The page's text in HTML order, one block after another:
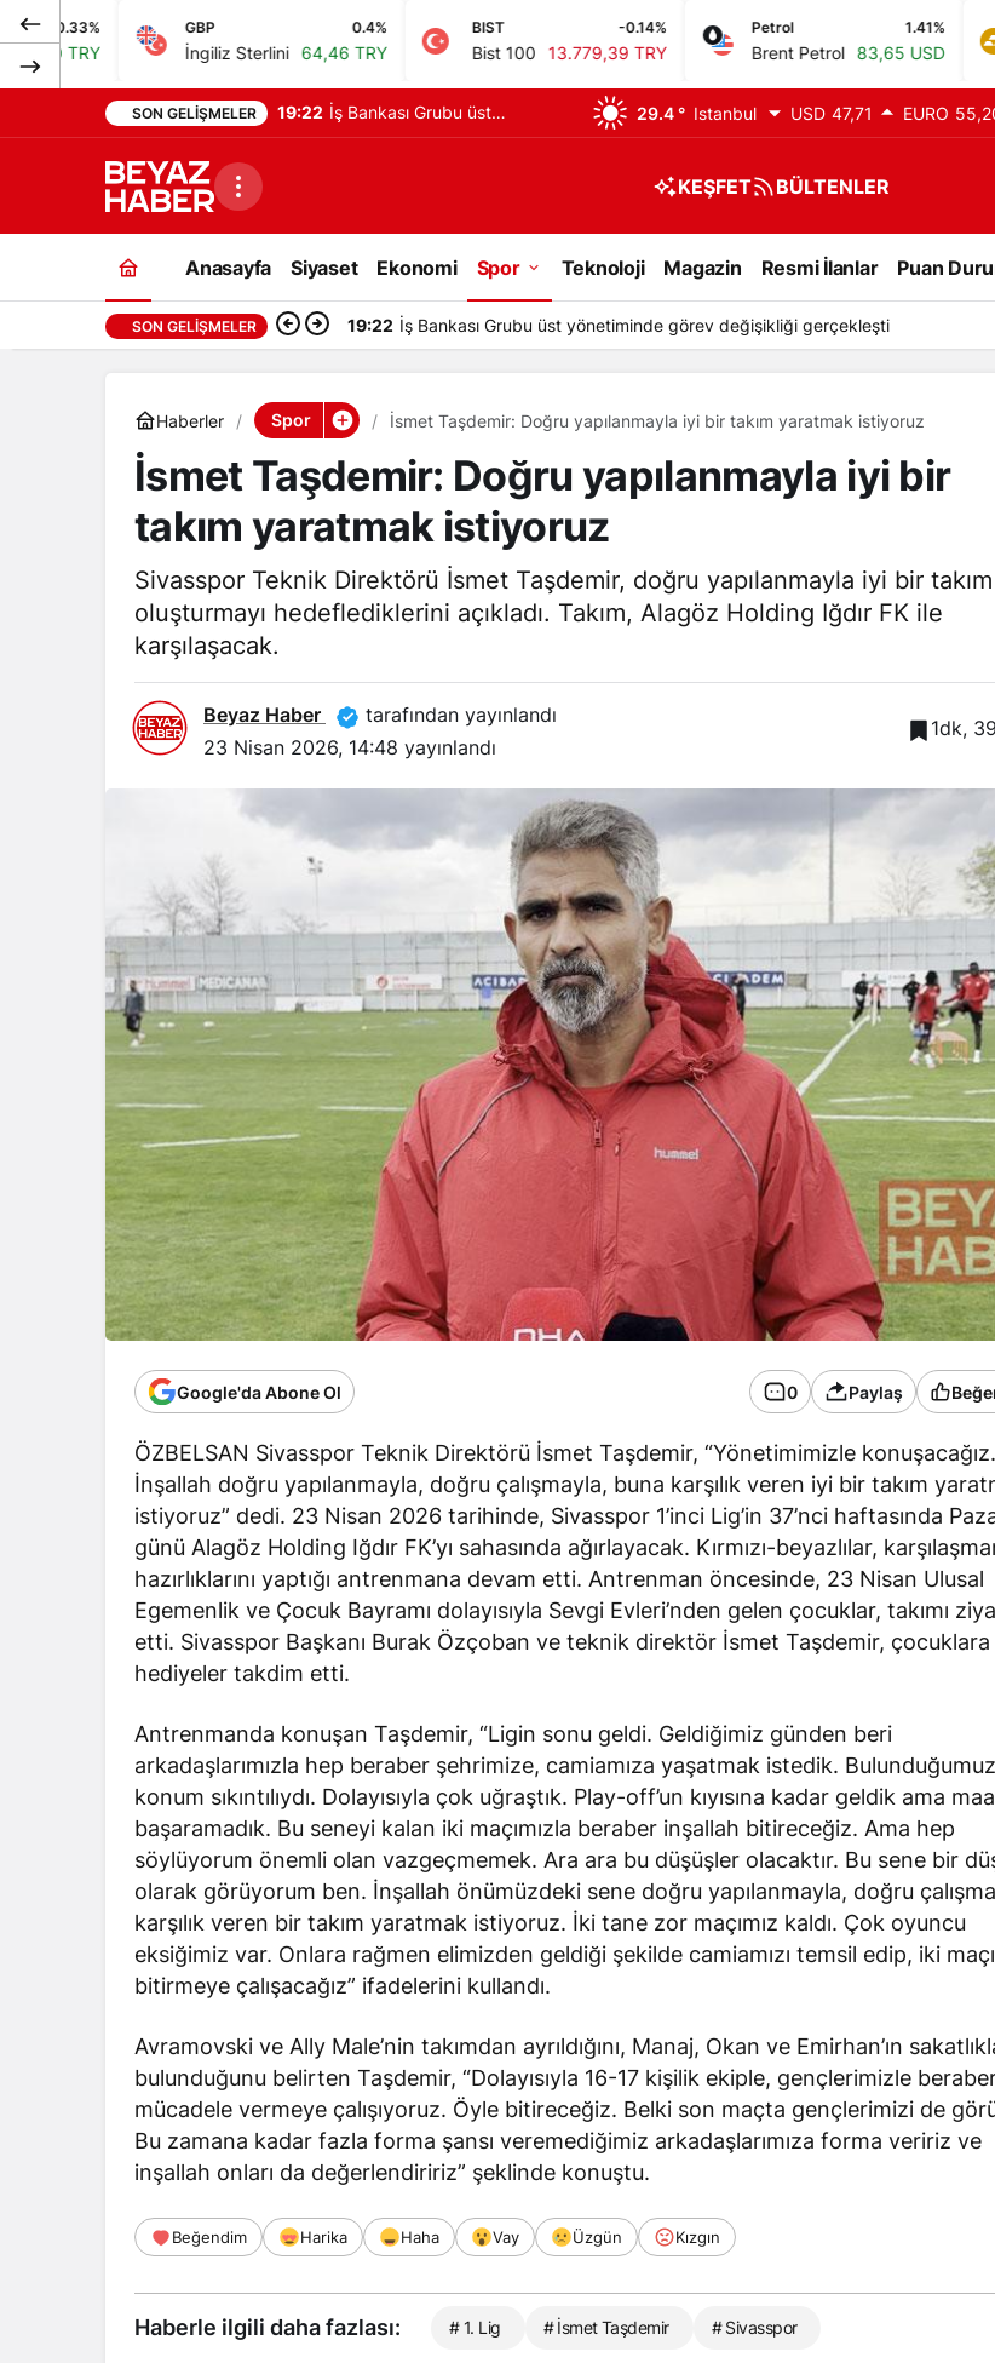
GBP 0.4%
İngiliz Sterlini 64,46 TRY
BIST -0.14%
Bist 100 13.779,39 TRY
Petrol 1.41%
Brent Petrol 83,65 USD
GR. ALTIN
Gram Altın
SON GELIŞMELER 19:22 İş Bankası Grubu üst 29.4 ° Istanbul USD 47,71 EURO
KEŞFET BÜLTENLER
Anasayfa Siyaset Ekonomi Spor Teknoloji Magazin Resmi İlanlar Puan
SON GELIŞMELER 19:22 İş Bankası Grubu üst yönetiminde görev değişikliği gerçekleşti
Haberler Spor İsmet Taşdemir: Doğru yapılanmayla iyi bir takım yaratmak istiyoruz
İsmet Taşdemir: Doğru yapılanmayla iyi bir
takım yaratmak istiyoruz
Sivasspor Teknik Direktörü İsmet Taşdemir, doğru yapılanmayla iyi bir takım
oluşturmayı hedeflediklerini açıkladı. Takım, Alagöz Holding Iğdır FK ile
karşılaşacak.
Beyaz Haber
tarafından yayınlandı
23 Nisan 2026, 14:48 yayınlandı
1dk,
Google'da Abone Ol 0 Paylaş
ÖZBELSAN Sivasspor Teknik Direktörü İsmet Taşdemir, “Yönetimimizle konuşacağız.
İnşallah doğru yapılanmayla, doğru çalışmayla, buna karşılık veren iyi bir takım
istiyoruz” dedi. 23 Nisan 2026 tarihinde, Sivasspor 1’inci Lig’in 37’nci haftasında
günü Alagöz Holding Iğdır FK’yı sahasında ağırlayacak. Kırmızı-beyazlılar,
hazırlıklarını yaptığı antrenmana devam etti. Antrenman öncesinde, 23 Nisan Ulusal
Egemenlik ve Çocuk Bayramı dolayısıyla Sevgi Evleri’nden gelen çocuklar, takımı
etti. Sivasspor Başkanı Burak Özçoban ve teknik direktör İsmet Taşdemir,
hediyeler takdim etti.
Antrenmanda konuşan Taşdemir, “Ligin sonu geldi. Geldiğimiz günden beri
arkadaşlarımızla hep beraber şehrimize, camiamıza yaşatmak istedik. Bulunduğumuz
konum sıkıntılıydı. Dolayısıyla çok uğraştık. Play-off’un kıyısına kadar geldik ama
başaramadık. Bu seneyi kalan iki maçımızla beraber inşallah bitireceğiz. Ama hep
söylüyorum önemli olan vazgeçmemek. Ara ara bu düşüşler olacaktır. Bu sene bir
olarak görüyorum ben. İnşallah önümüzdeki sene doğru yapılanmayla, doğru
karşılık veren bir takım yaratmak istiyoruz. İki tane zor maçımız kaldı. Çok oyuncu
eksiğimiz var. Onlara rağmen elimizden geldiği şekilde camiamızı temsil edip, iki maçı
bitirmeye çalışacağız” ifadelerini kullandı.
Avramovski ve Ally Male’nin takımdan ayrıldığını, Manaj, Okan ve Emirhan’ın
bulunduğunu belirten Taşdemir, “Dolayısıyla 16-17 kişilik ekiple, gençlerimizle
mücadele vermeye çalışıyoruz. Öyle bitireceğiz. Belki son maçta gençlerimizi de
Bu zamana kadar fazla forma şansı veremediğimiz arkadaşlarımıza forma veririz ve
inşallah onları da değerlendiririz” şeklinde konuştu.
Beğendim Harika Haha Vay Üzgün Kızgın
Haberle ilgili daha fazlası: # 1. Lig # İsmet Taşdemir # Sivasspor